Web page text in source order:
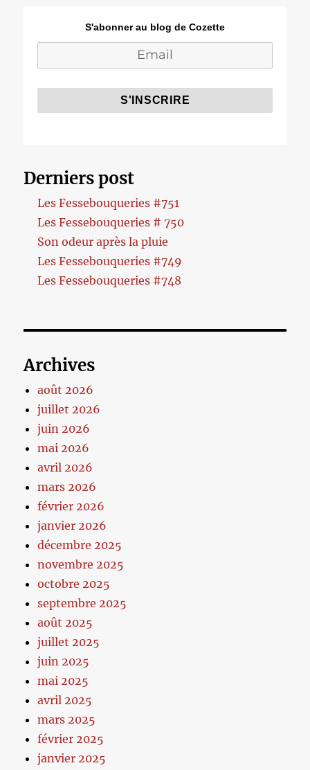
S'abonner au blog de Cozette
Derniers post
Les Fessebouqueries #751
Les Fessebouqueries # 750
Son odeur après la pluie
Les Fessebouqueries #749
Les Fessebouqueries #748
Archives
août 2026
juillet 2026
juin 2026
mai 2026
avril 2026
mars 2026
février 2026
janvier 2026
décembre 2025
novembre 2025
octobre 2025
septembre 2025
août 2025
juillet 2025
juin 2025
mai 2025
avril 2025
mars 2025
février 2025
janvier 2025